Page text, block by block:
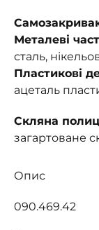
Металеві
сталь,
Пластикові
ацеталь
Скляна
загартоване
Опис
090.469.42